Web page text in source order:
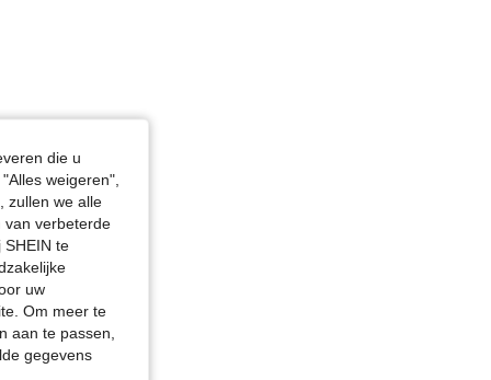
die u
weigeren",
zullen we alle
van verbeterde
te
uw
Om meer te
aan te passen,
gegevens